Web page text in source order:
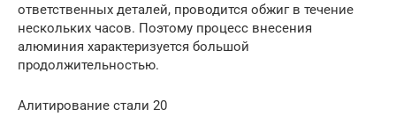
ответственных деталей, проводится обжиг в течение
нескольких часов. Поэтому процесс внесения
алюминия характеризуется большой
продолжительностью.
Алитирование стали 20